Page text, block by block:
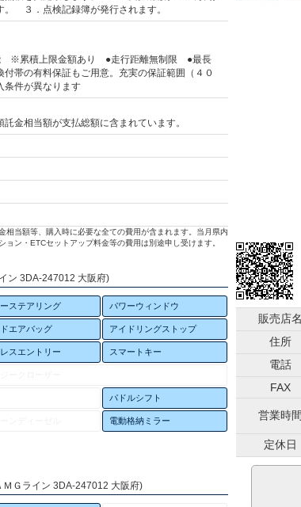
。 ３．点検記録簿が発行されます。
※累積上限金額あり ●走行距離無制限 ●最長
付帯の有料保証もご用意。充実の保証範囲（４０
件が異なります
金相当額が支払総額に含まれています。
当額等、購入時に必要な全ての費用が含まれます。当月県内
ン・ETCセットアップ料金等の費用は別途申し受けます。
ン 3DA-247012 大阪府)
ステアリング パワーウィンドウ
エアバッグ アイドリングストップ
スエントリー スマートキー
パドルシフト
電動格納ミラー
Ｇライン 3DA-247012 大阪府)
販売店名
住所
電話
FAX
営業時間
定休日